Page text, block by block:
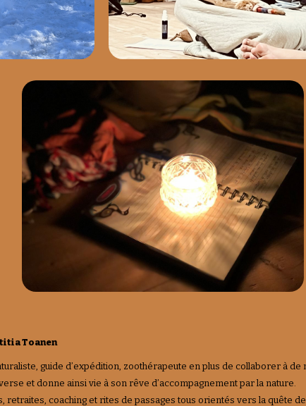
Toanen
guide d’expédition, zoothérapeute en plus de collaborer à de
et donne ainsi vie à son rêve d’accompagnement par la nature.
retraites, coaching et rites de passages tous orientés vers la quête de